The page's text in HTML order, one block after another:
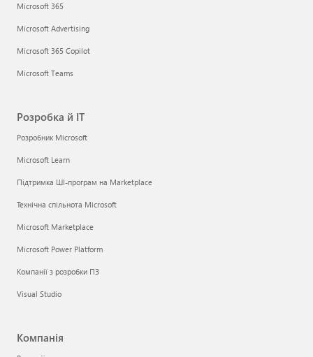
Microsoft 365
Microsoft Advertising
Microsoft 365 Copilot
Microsoft Teams
Розробка й ІТ
Розробник Microsoft
Microsoft Learn
Підтримка ШІ-програм на Marketplace
Технічна спільнота Microsoft
Microsoft Marketplace
Microsoft Power Platform
Компанії з розробки ПЗ
Visual Studio
Компанія